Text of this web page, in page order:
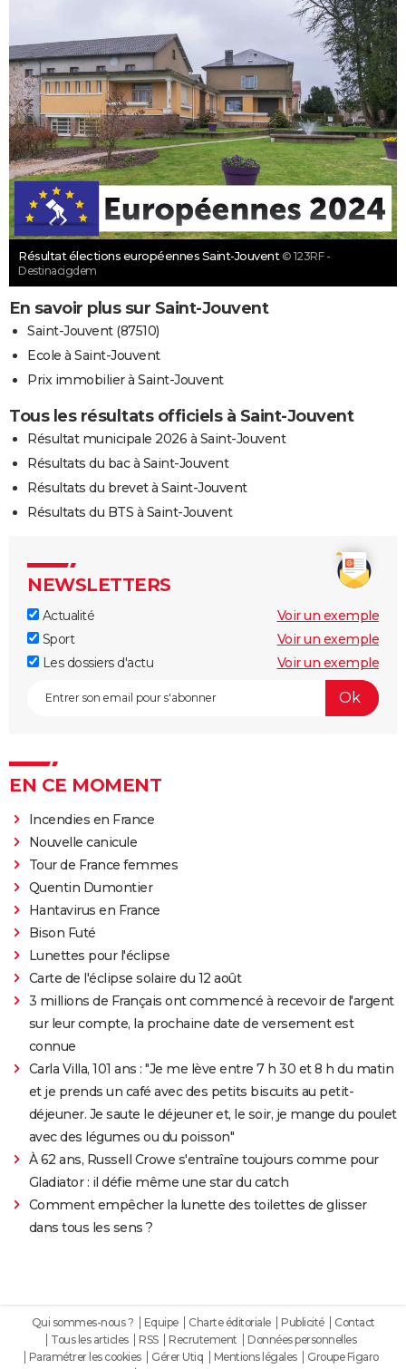
Résultat élections européennes Saint-Jouvent © 123RF -
Destinacigdem
En savoir plus sur Saint-Jouvent
Saint-Jouvent (87510)
Ecole à Saint-Jouvent
Prix immobilier à Saint-Jouvent
Tous les résultats officiels à Saint-Jouvent
Résultat municipale 2026 à Saint-Jouvent
Résultats du bac à Saint-Jouvent
Résultats du brevet à Saint-Jouvent
Résultats du BTS à Saint-Jouvent
NEWSLETTERS
Actualité
Voir un exemple
Sport
Voir un exemple
Les dossiers d'actu
Voir un exemple
EN CE MOMENT
Incendies en France
Nouvelle canicule
Tour de France femmes
Quentin Dumontier
Hantavirus en France
Bison Futé
Lunettes pour l'éclipse
Carte de l'éclipse solaire du 12 août
3 millions de Français ont commencé à recevoir de l'argent
sur leur compte, la prochaine date de versement est
connue
Carla Villa, 101 ans : "Je me lève entre 7 h 30 et 8 h du matin
et je prends un café avec des petits biscuits au petit-
déjeuner. Je saute le déjeuner et, le soir, je mange du poulet
avec des légumes ou du poisson"
À 62 ans, Russell Crowe s'entraîne toujours comme pour
Gladiator : il défie même une star du catch
Comment empêcher la lunette des toilettes de glisser
dans tous les sens ?
Qui sommes-nous ? Equipe Charte éditoriale Publicité
Contact
Tous les articles
RSS Recrutement
Données personnelles
Paramétrer les cookies
Gérer Utiq Mentions légales
Groupe Figaro